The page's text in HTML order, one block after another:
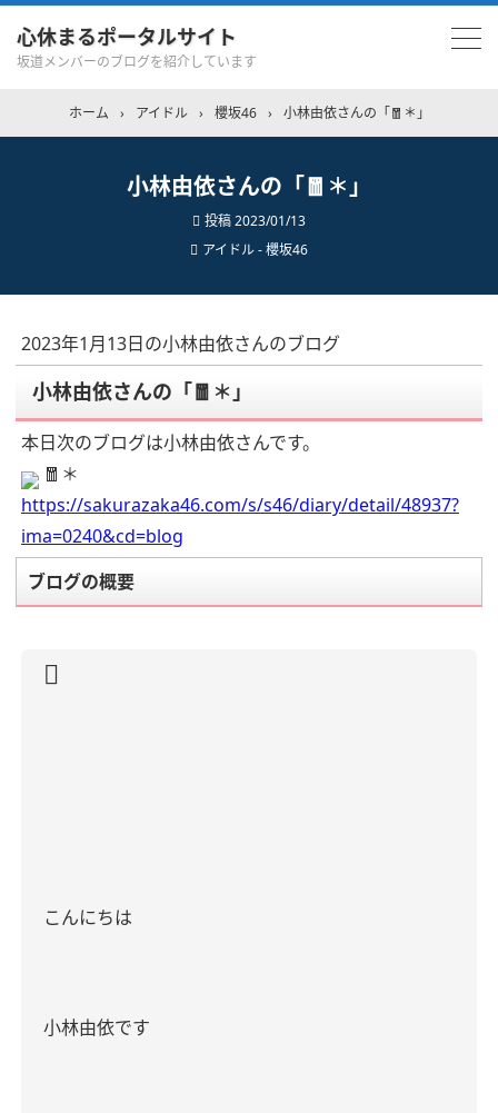
心休まるポータルサイト
坂道メンバーのブログを紹介しています
ホーム › アイドル › 櫻坂46 › 小林由依さんの「🧧＊」
小林由依さんの「🧧＊」
投稿2023/01/13
アイドル - 櫻坂46
2023年1月13日の小林由依さんのブログ
小林由依さんの「🧧＊」
本日次のブログは小林由依さんです。
🧧＊
https://sakurazaka46.com/s/s46/diary/detail/48937?
ima=0240&cd=blog
ブログの概要
こんにちは
小林由依です